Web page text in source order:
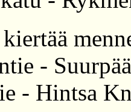
kiertää
-
- Hintsa